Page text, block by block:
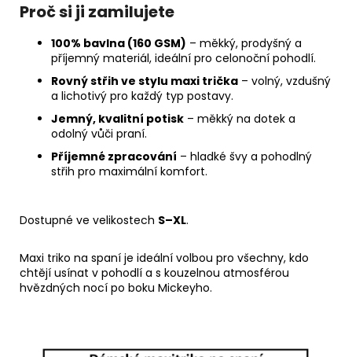
Proč si ji zamilujete
100% bavlna (160 GSM) – měkký, prodyšný a
příjemný materiál, ideální pro celonoční pohodlí.
Rovný střih ve stylu maxi trička – volný, vzdušný
a lichotivý pro každý typ postavy.
Jemný, kvalitní potisk – měkký na dotek a
odolný vůči praní.
Příjemné zpracování – hladké švy a pohodlný
střih pro maximální komfort.
Dostupné ve velikostech S–XL.
Maxi triko na spaní je ideální volbou pro všechny, kdo
chtějí usínat v pohodlí a s kouzelnou atmosférou
hvězdných nocí po boku Mickeyho.